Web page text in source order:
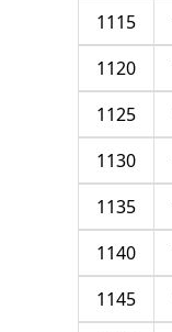
1115
1120
1125
1130
1135
1140
1145